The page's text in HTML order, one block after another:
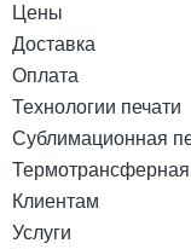
Цены
Доставка
Оплата
Технологии печати
Сублимационная
Термотрансферная
Клиентам
Услуги